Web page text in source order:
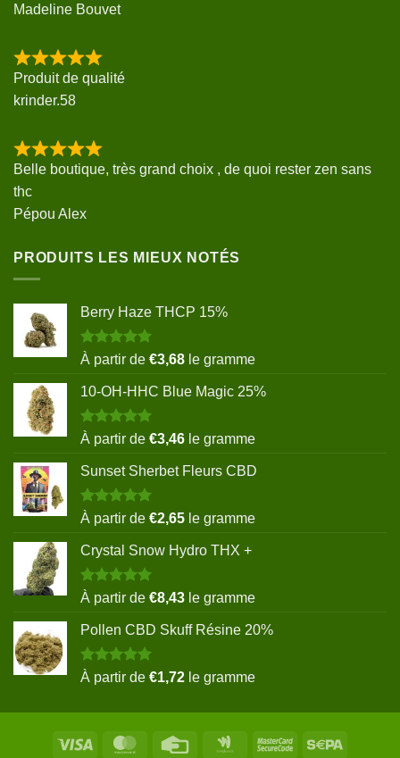
Madeline Bouvet
Produit de qualité
krinder.58
Belle boutique, très grand choix , de quoi rester zen sans
thc
Pépou Alex
PRODUITS LES MIEUX NOTÉS
Berry Haze THCP 15%
Note5.00
sur 5
À partir de €3,68 le gramme
10-OH-HHC Blue Magic 25%
Note5.00
sur 5
À partir de €3,46 le gramme
Sunset Sherbet Fleurs CBD
Note5.00
sur 5
À partir de €2,65 le gramme
Crystal Snow Hydro THX +
Note5.00
sur 5
À partir de €8,43 le gramme
Pollen CBD Skuff Résine 20%
Note5.00
sur 5
À partir de €1,72 le gramme
Visa MasterCardCredit
Google
MasterCard